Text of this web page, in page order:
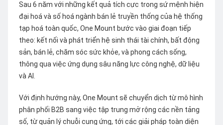
Sau 6 năm với những kết quả tích cực trong sứ mệnh hiện
đại hoá và số hoá ngành bán lẻ truyền thống của hệ thống
tạp hoá toàn quốc, One Mount bước vào giai đoạn tiếp
theo: kết nối và phát triển hệ sinh thái tài chính, bất động
sản, bán lẻ, chăm sóc sức khỏe, và phong cách sống,
thông qua việc ứng dụng sâu năng lực công nghệ, dữ liệu
và AI.
Với định hướng này, One Mount sẽ chuyển dịch từ mô hình
phân phối B2B sang việc tập trung mở rộng các nền tảng
số, từ quản lý chuỗi cung ứng, tới các giải pháp toàn diện